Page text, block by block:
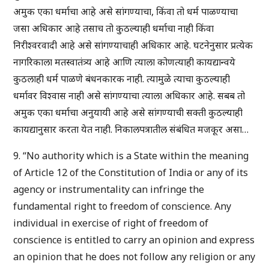
अमुक एका धर्माचा आहे असे सांगण्याचा, किंवा तो धर्म पाळण्याचा
जसा अधिकार आहे तसाच तो कुठल्याही धर्माचा नाही किंवा
निरीश्वरवादी आहे असे सांगण्याचाही अधिकार आहे. घटनेनुसार प्रत्येक
नागरिकाला मतस्वातंत्र्य आहे आणि त्याला कोणत्याही कायद्यान्वये
कुठलाही धर्म पाळणे बंधनकारक नाही. त्यामुळे त्याचा कुठल्याही
धर्मावर विश्वास नाही असे सांगण्याचा त्याला अधिकार आहे. सबब तो
अमुक एका धर्माचा अनुयायी आहे असे सांगण्याची सक्ती कुठल्याही
कायद्यानुसार करता येत नाही. निकालपत्रातील संबंधित मजकूर असा…
9. “No authority which is a State within the meaning
of Article 12 of the Constitution of India or any of its
agency or instrumentality can infringe the
fundamental right to freedom of conscience. Any
individual in exercise of right of freedom of
conscience is entitled to carry an opinion and express
an opinion that he does not follow any religion or any